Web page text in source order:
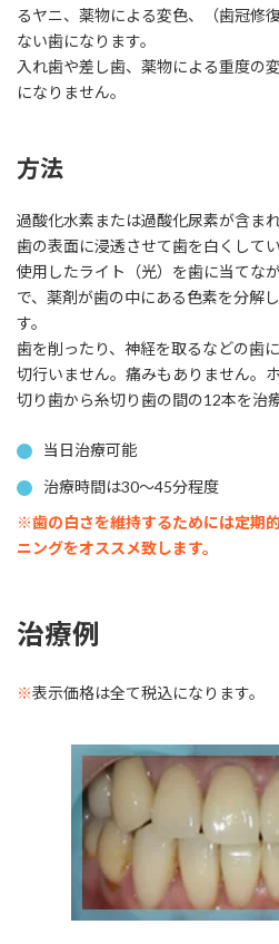
るヤニ、薬物による変色、（歯冠修
ない歯になります。
入れ歯や差し歯、薬物による重度の
になりません。
方法
過酸化水素または過酸化尿素が含ま
歯の表面に浸透させて歯を白くして
使用したライト（光）を歯に当てな
で、薬剤が歯の中にある色素を分解
す。
歯を削ったり、神経を取るなどの歯
切行いません。痛みもありません。
切り歯から糸切り歯の間の12本を治療
当日治療可能
治療時間は30～45分程度
※歯の白さを維持するためには定期
ニングをオススメ致します。
治療例
※表示価格は全て税込になります。